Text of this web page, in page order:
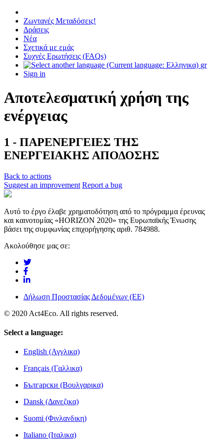
Ζωντανές Μεταδόσεις!
Δράσεις
Νέα
Σχετικά με εμάς
Συχνές Ερωτήσεις (FAQs)
gr
Sign in
Αποτελεσματική χρήση της
ενέργειας
1 - ΠΑΡΕΝΕΡΓΕΙΕΣ ΤΗΣ
ΕΝΕΡΓΕΙΑΚΗΣ ΑΠΟΔΟΣΗΣ
Back to actions
Suggest an improvement Report a bug
Αυτό το έργο έλαβε χρηματοδότηση από το πρόγραμμα έρευνας
και καινοτομίας «HORIZON 2020» της Ευρωπαϊκής Ένωσης
βάσει της συμφωνίας επιχορήγησης αριθ. 784988.
Ακολούθησε μας σε:
Δήλωση Προστασίας Δεδομένων (ΕΕ)
© 2020 Act4Eco. All rights reserved.
Select a language:
English (Αγγλικα)
Français (Γαλλικα)
Български (Βουλγαρικα)
Dansk (Δανεζικα)
Suomi (Φινλανδικη)
Italiano (Ιταλικα)